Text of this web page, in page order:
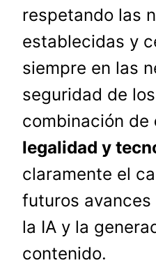
respetando las
establecidas y
siempre en las
seguridad de
combinación de
legalidad y
claramente el
futuros
la IA y la
contenido.